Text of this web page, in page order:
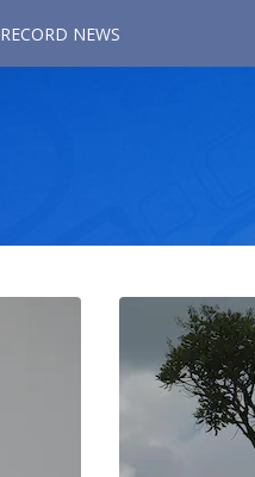
RECORD NEWS